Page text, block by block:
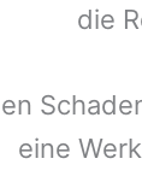
die
eine